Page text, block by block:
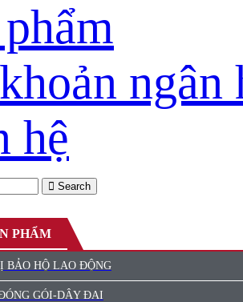
ngân
hệ
Search
PHẨM
BẢO HỘ LAO ĐỘNG
GÓI-DÂY ĐAI